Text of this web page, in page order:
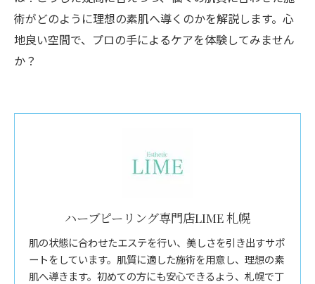
術がどのように理想の素肌へ導くのかを解説します。心
地良い空間で、プロの手によるケアを体験してみません
か？
ハーブピーリング専門店LIME 札幌
肌の状態に合わせたエステを行い、美しさを引き出すサポ
ートをしています。肌質に適した施術を用意し、理想の素
肌へ導きます。初めての方にも安心できるよう、札幌で丁